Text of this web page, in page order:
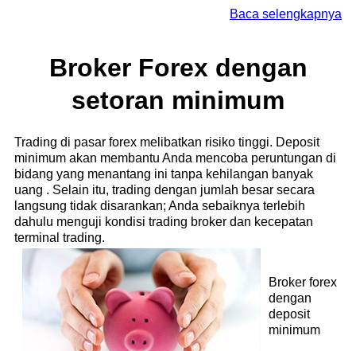
Baca selengkapnya
Broker Forex dengan
setoran minimum
Trading di pasar forex melibatkan risiko tinggi. Deposit
minimum akan membantu Anda mencoba peruntungan di
bidang yang menantang ini tanpa kehilangan banyak
uang . Selain itu, trading dengan jumlah besar secara
langsung tidak disarankan; Anda sebaiknya terlebih
dahulu menguji kondisi trading broker dan kecepatan
terminal trading.
Broker forex
dengan
deposit
minimum